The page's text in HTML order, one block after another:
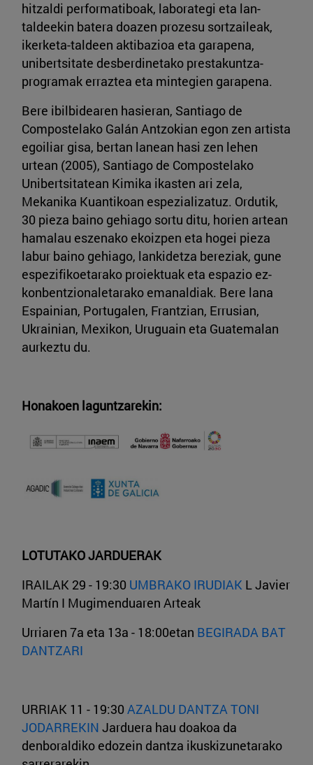
hitzaldi performatiboak, laborategi eta lan-
taldeekin batera doazen prozesu sortzaileak,
ikerketa-taldeen aktibazioa eta garapena,
unibertsitate desberdinetako prestakuntza-
programak erraztea eta mintegien garapena.
Bere ibilbidearen hasieran, Santiago de
Compostelako Galán Antzokian egon zen artista
egoiliar gisa, bertan lanean hasi zen lehen
urtean (2005), Santiago de Compostelako
Unibertsitatean Kimika ikasten ari zela,
Mekanika Kuantikoan espezializatuz. Ordutik,
30 pieza baino gehiago sortu ditu, horien artean
hamalau eszenako ekoizpen eta hogei pieza
labur baino gehiago, lankidetza bereziak, gune
espezifikoetarako proiektuak eta espazio ez-
konbentzionaletarako emanaldiak. Bere lana
Espainian, Portugalen, Frantzian, Errusian,
Ukrainian, Mexikon, Uruguain eta Guatemalan
aurkeztu du.
Honakoen laguntzarekin:
LOTUTAKO JARDUERAK
IRAILAK 29 - 19:30 UMBRAKO IRUDIAK L Javier
Martín I Mugimenduaren Arteak
Urriaren 7a eta 13a - 18:00etan BEGIRADA BAT
DANTZARI
URRIAK 11 - 19:30 AZALDU DANTZA TONI
JODARREKIN Jarduera hau doakoa da
denboraldiko edozein dantza ikuskizunetarako